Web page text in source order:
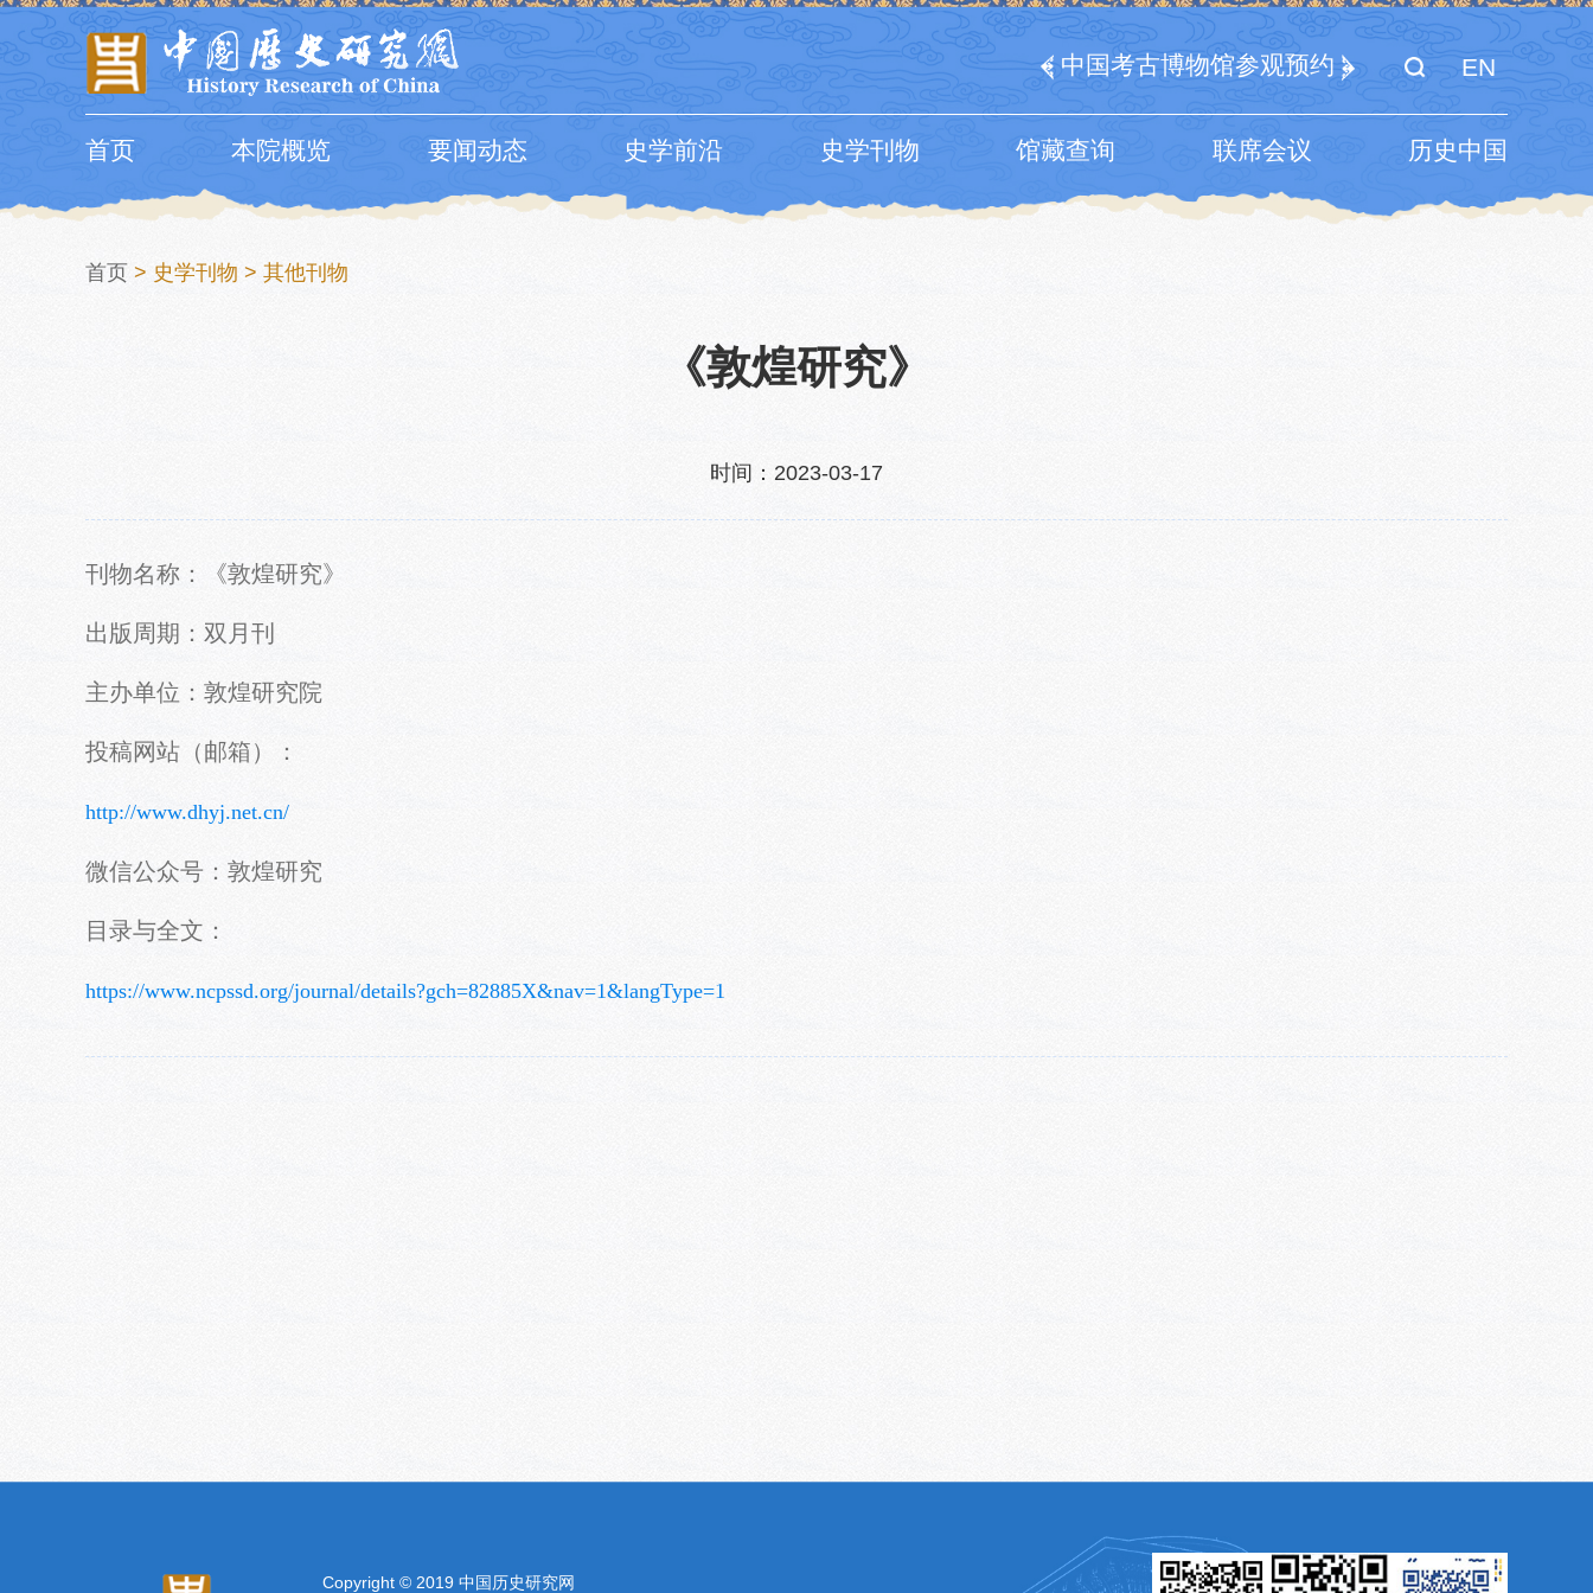
中国考古博物馆参观预约 EN
首页 本院概览 要闻动态 史学前沿 史学刊物 馆藏查询 联席会议 历史中国
首页 > 史学刊物 > 其他刊物
《敦煌研究》
时间：2023-03-17
刊物名称：《敦煌研究》
出版周期：双月刊
主办单位：敦煌研究院
投稿网站（邮箱）：
http://www.dhyj.net.cn/
微信公众号：敦煌研究
目录与全文：
https://www.ncpssd.org/journal/details?gch=82885X&nav=1&langType=1
Copyright © 2019 中国历史研究网